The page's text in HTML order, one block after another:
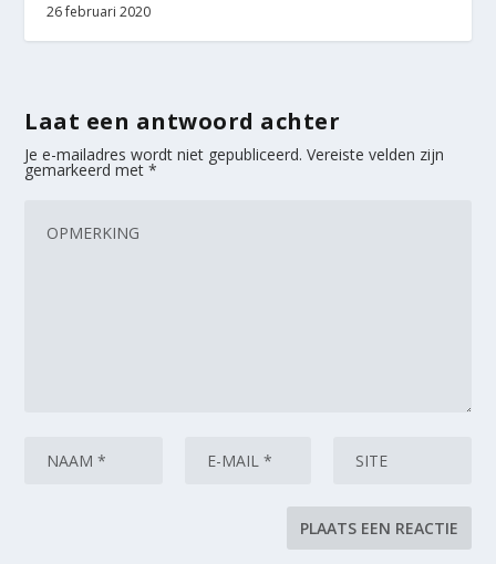
26 februari 2020
Laat een antwoord achter
Je e-mailadres wordt niet gepubliceerd. Vereiste velden zijn
gemarkeerd met*